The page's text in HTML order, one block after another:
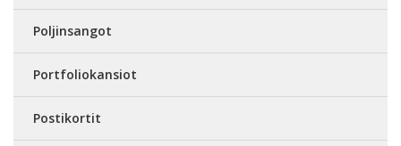
Poljinsangot
Portfoliokansiot
Postikortit